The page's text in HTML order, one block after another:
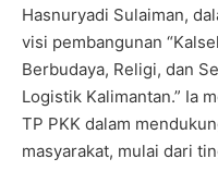
Hasnuryadi Sulaiman,
visi pembangunan
Berbudaya, Religi, dan
Logistik Kalimantan.” Ia
TP PKK dalam
masyarakat, mulai dari